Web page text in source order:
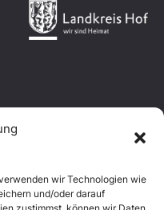
wir Technologien wie
und/oder darauf